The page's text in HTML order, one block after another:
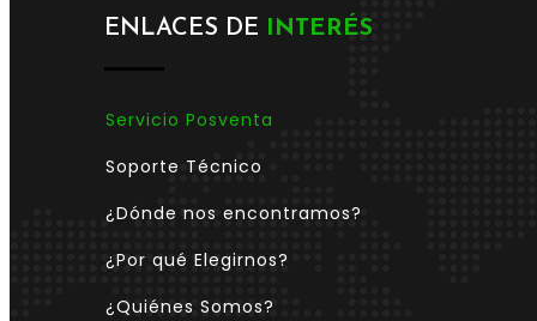
ENLACES DE INTERÉS
Servicio Posventa
Soporte Técnico
¿Dónde nos encontramos?
¿Por qué Elegirnos?
¿Quiénes Somos?